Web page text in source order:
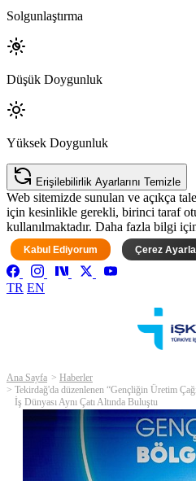
Solgunlaştırma
Düşük Doygunluk
Yüksek Doygunluk
Erişilebilirlik Ayarlarını Temizle
Web sitemizde sunulan ve açıkça
için kesinlikle gerekli, birinci taraf
kullanılmaktadır. Daha fazla bilgi
Kabul Ediyorum Çerez
TR EN
Ana Sayfa
Haberler
Tekirdağ'da düzenlenen “Gençliğin Üretim
İş Dünyası Aynı Çatı Altında Buluştu